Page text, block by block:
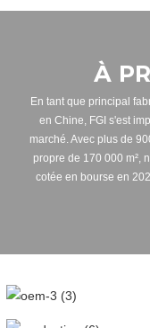
À
En tant que principal
en Chine, FGI s'est
marché. Avec plus de
propre de 170 000 m²,
cotée en bourse en